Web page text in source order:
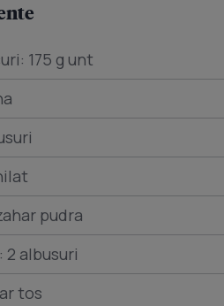
175 g unt
pudra
2 albusuri
tos